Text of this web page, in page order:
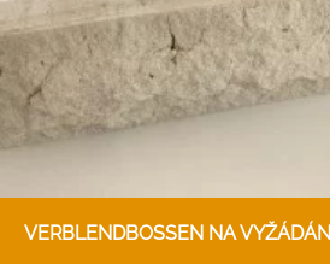
VERBLENDBOSSEN NA VYŽÁDÁNÍ